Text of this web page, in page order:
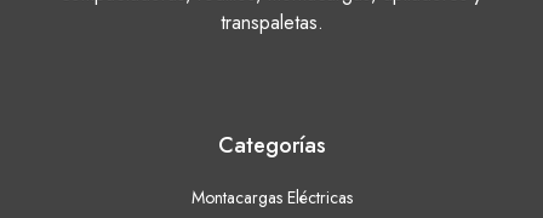
transpaletas.
Categorías
Montacargas Eléctricas